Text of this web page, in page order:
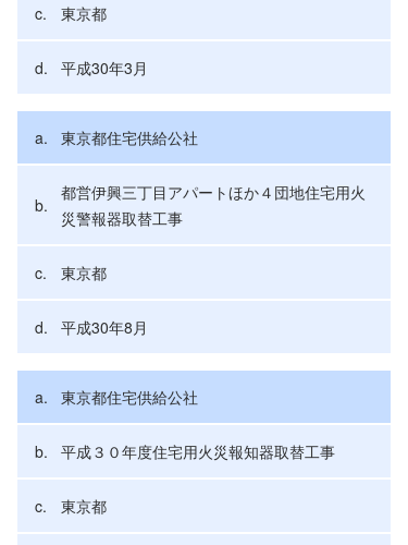
東京都
平成30年3月
東京都住宅供給公社
都営伊興三丁目アパートほか４団地住宅用火
災警報器取替工事
東京都
平成30年8月
東京都住宅供給公社
平成３０年度住宅用火災報知器取替工事
東京都